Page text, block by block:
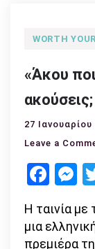
WORTH
«Άκου
27 Ιανουαρίου
Leave a
Η ταινία με
μια
πρεμιέρα